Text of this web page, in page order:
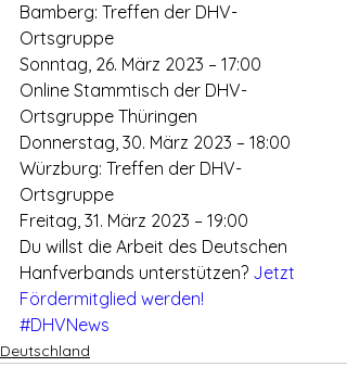
Bamberg: Treffen der DHV-
Ortsgruppe
Sonntag, 26. März 2023 – 17:00
Online Stammtisch der DHV-
Ortsgruppe Thüringen
Donnerstag, 30. März 2023 – 18:00
Würzburg: Treffen der DHV-
Ortsgruppe
Freitag, 31. März 2023 – 19:00
Du willst die Arbeit des Deutschen
Hanfverbands unterstützen? Jetzt
Fördermitglied werden!
#DHVNews
Deutschland